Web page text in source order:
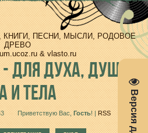
КНИГИ, ПЕСНИ, МЫСЛИ, РОДОВОЕ
ДРЕВО
& vlasto.ru
ДЛЯ ДУХА, ДУШИ,
И ТЕЛА
Приветствую Вас Гость!| RSS